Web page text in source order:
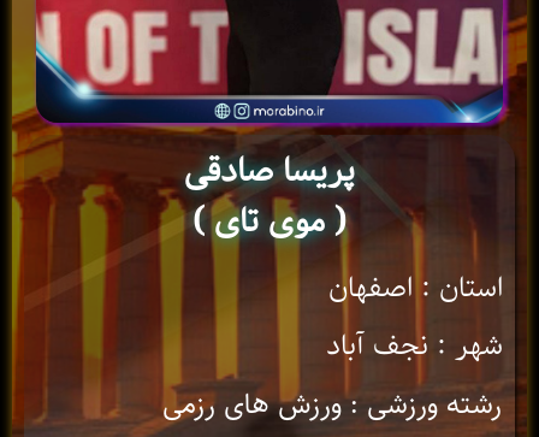
پریسا صادقی
( موی تای )
استان : اصفهان
شهر : نجف آباد
رشته ورزشی : ورزش های رزمی